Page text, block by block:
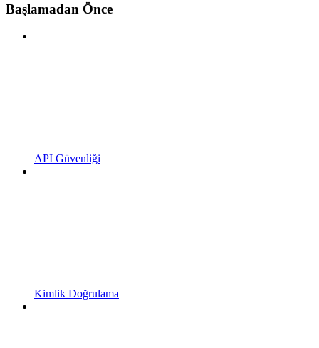
Başlamadan Önce
API Güvenliği
Kimlik Doğrulama